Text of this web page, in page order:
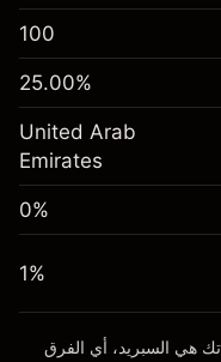
AED 1,000.00
-0.0216%
(-AED 0.86)
$
AED 4,000.00
AED
AED 1,000.00
-0.000622%
(-AED 0.02)
$
AED 4,000.00
AED
100
25.00%
United Arab
Emirates
0%
1%
هي السبريد، أي الفرق